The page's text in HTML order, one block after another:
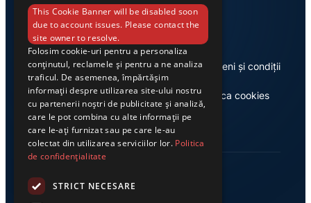
Link-uri utile
Despre noi
Casa de editură Exclusiv
Termeni și condiții
Politica cookies
This Cookie Banner will be disabled soon
due to account issues. Please contact the
site owner to resolve.
Folosim cookie-uri pentru a personaliza
conținutul, reclamele și pentru a ne analiza
traficul. De asemenea, împărtășim
informații despre utilizarea site-ului nostru
cu partenerii noștri de publicitate și analiză,
care le pot combina cu alte informații pe
care le-ați furnizat sau pe care le-au
colectat din utilizarea serviciilor lor. Politica
de confidențialitate
STRICT NECESARE